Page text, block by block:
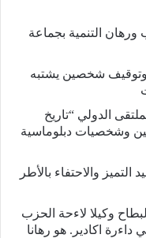
التنمية بجماعة
وتوقيف شخصين يشتبه
الدولي “تاريخ
وشخصيات دبلوماسية
التميز والاحتفاء بالأطر
وكيلا لاءحة الحزب
داءرة اكادير. هو رهانا